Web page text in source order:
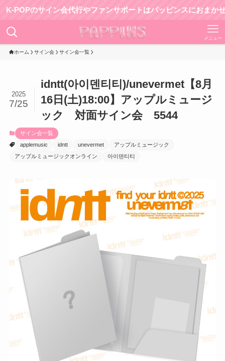
サイン会代行やファンサポートはパッピンスにおまかせ！
メニュー
ホーム サイン会 サイン会一覧
idntt(아이덴티티)/unevermet【8月
16日(土)18:00】アップルミュージ
ック 対面サイン会 5544
2025
7/25
サイン会一覧
applemusic
idntt unevermet
アップルミュージック
アップルミュージックオンライン
아이덴티티